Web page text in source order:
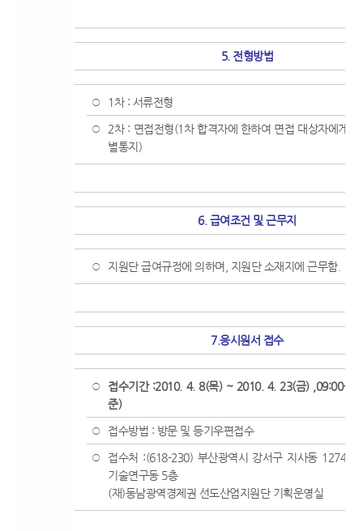
5. 전형방법
○ 1차 : 서류전형
○
2차 : 면접전형(1차 합격자에 한하여 면접 대상자에게
별통지)
6. 급여조건 및 근무지
○ 지원단 급여규정에 의하며, 지원단 소재지에 근무함.
7.응시원서 접수
○
접수기간 :2010. 4. 8(목) ~ 2010. 4. 23(금)
준)
○ 접수방법 : 방문 및 등기우편접수
○
접수처 :(618-230) 부산광역시 강서구 지사동 1274번
기술연구동 5층
(재)동남광역경제권 선도산업지원단 기획운영실